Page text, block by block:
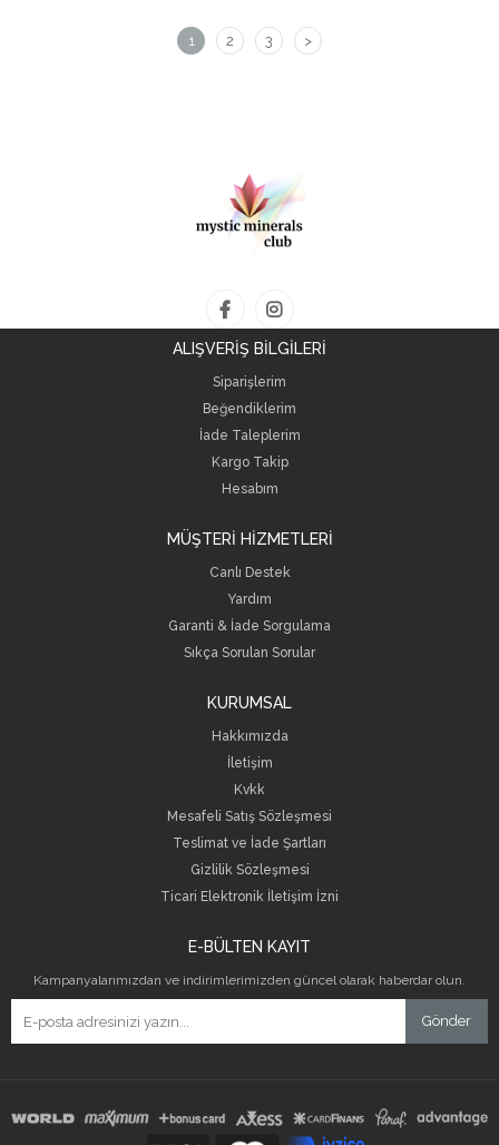
1 2 3 >
ALIŞVERİŞ BİLGİLERİ
Siparişlerim
Beğendiklerim
İade Taleplerim
Kargo Takip
Hesabım
MÜŞTERİ HİZMETLERİ
Canlı Destek
Yardım
Garanti & İade Sorgulama
Sıkça Sorulan Sorular
KURUMSAL
Hakkımızda
İletişim
Kvkk
Mesafeli Satış Sözleşmesi
Teslimat ve İade Şartları
Gizlilik Sözleşmesi
Ticari Elektronik İletişim İzni
E-BÜLTEN KAYIT
Kampanyalarımızdan ve indirimlerimizden güncel olarak haberdar olun.
Gönder